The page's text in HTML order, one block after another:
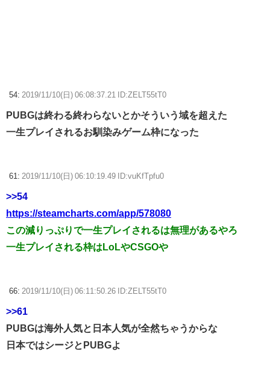
54: 2019/11/10(日) 06:08:37.21 ID:ZELT55tT0
PUBGは終わる終わらないとかそういう域を超えた
一生プレイされるお馴染みゲーム枠になった
61: 2019/11/10(日) 06:10:19.49 ID:vuKfTpfu0
>>54
https://steamcharts.com/app/578080
この減りっぷりで一生プレイされるは無理があるやろ
一生プレイされる枠はLoLやCSGOや
66: 2019/11/10(日) 06:11:50.26 ID:ZELT55tT0
>>61
PUBGは海外人気と日本人気が全然ちゃうからな
日本ではシージとPUBGよ